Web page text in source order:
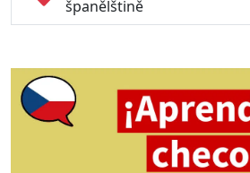
španělštině